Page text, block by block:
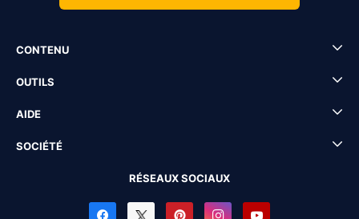
CONTENU
OUTILS
AIDE
SOCIÉTÉ
RÉSEAUX SOCIAUX